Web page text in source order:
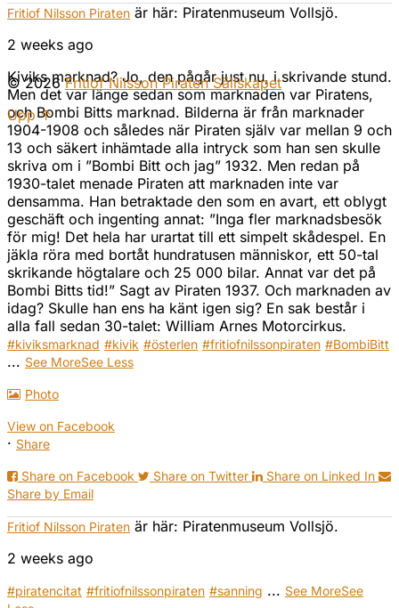
Fritiof Nilsson Piraten är här: Piratenmuseum Vollsjö.
2 weeks ago
Kiviks marknad? Jo, den pågår just nu, i skrivande stund.
Men det var länge sedan som marknaden var Piratens,
och Bombi Bitts marknad. Bilderna är från marknader
1904-1908 och således när Piraten själv var mellan 9 och
13 och säkert inhämtade alla intryck som han sen skulle
skriva om i ”Bombi Bitt och jag” 1932. Men redan på
1930-talet menade Piraten att marknaden inte var
densamma. Han betraktade den som en avart, ett oblygt
geschäft och ingenting annat: ”Inga fler marknadsbesök
för mig! Det hela har urartat till ett simpelt skådespel. En
jäkla röra med bortåt hundratusen människor, ett 50-tal
skrikande högtalare och 25 000 bilar. Annat var det på
Bombi Bitts tid!” Sagt av Piraten 1937. Och marknaden av
idag? Skulle han ens ha känt igen sig? En sak består i
alla fall sedan 30-talet: William Arnes Motorcirkus.
#kiviksmarknad #kivik #österlen #fritiofnilssonpiraten #BombiBitt
... See MoreSee Less
Photo
View on Facebook
· Share
Share on Facebook Share on Twitter
Share on Linked In
Share by Email
Fritiof Nilsson Piraten är här: Piratenmuseum Vollsjö.
2 weeks ago
#piratencitat #fritiofnilssonpiraten #sanning ... See MoreSee
© 2026Fritiof Nilsson Piraten Sällskapet
Upp ↑